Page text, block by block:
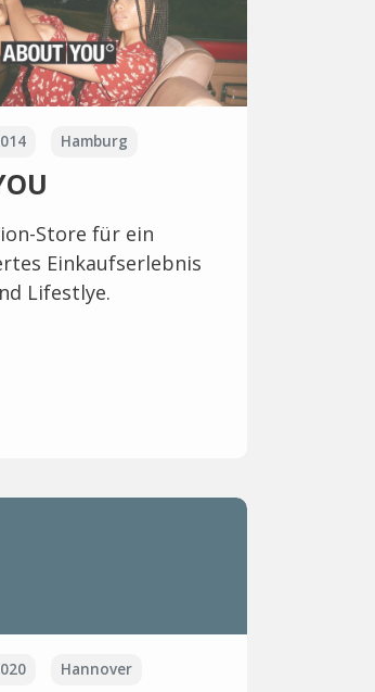
Hamburg
Store für ein
Einkaufserlebnis
Lifestlye.
Hannover